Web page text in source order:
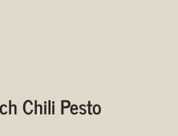
Chili Pesto